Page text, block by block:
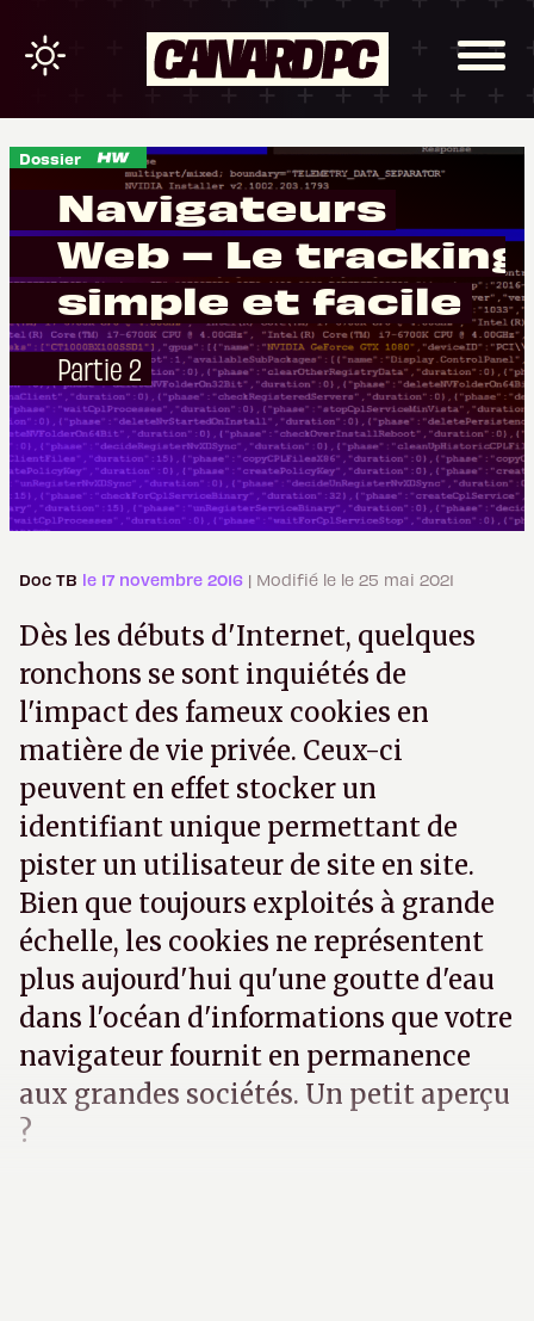
Dossier
Navigateurs
Web – Le tracking
simple et facile
Partie 2
Doc TB le 17 novembre 2016 | Modifié le le 25 mai 2021
Dès les débuts d'Internet, quelques
ronchons se sont inquiétés de
l'impact des fameux cookies en
matière de vie privée. Ceux-ci
peuvent en effet stocker un
identifiant unique permettant de
pister un utilisateur de site en site.
Bien que toujours exploités à grande
échelle, les cookies ne représentent
plus aujourd'hui qu'une goutte d'eau
dans l'océan d'informations que votre
navigateur fournit en permanence
aux grandes sociétés. Un petit aperçu
?